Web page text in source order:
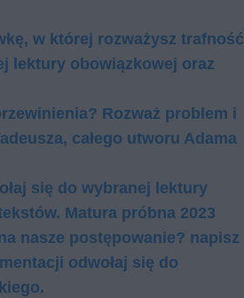
w której rozważysz trafność
lektury obowiązkowej oraz
Rozważ problem i
całego utworu Adama
się do wybranej lektury
Matura próbna 2023
nasze postępowanie? napisz
odwołaj się do